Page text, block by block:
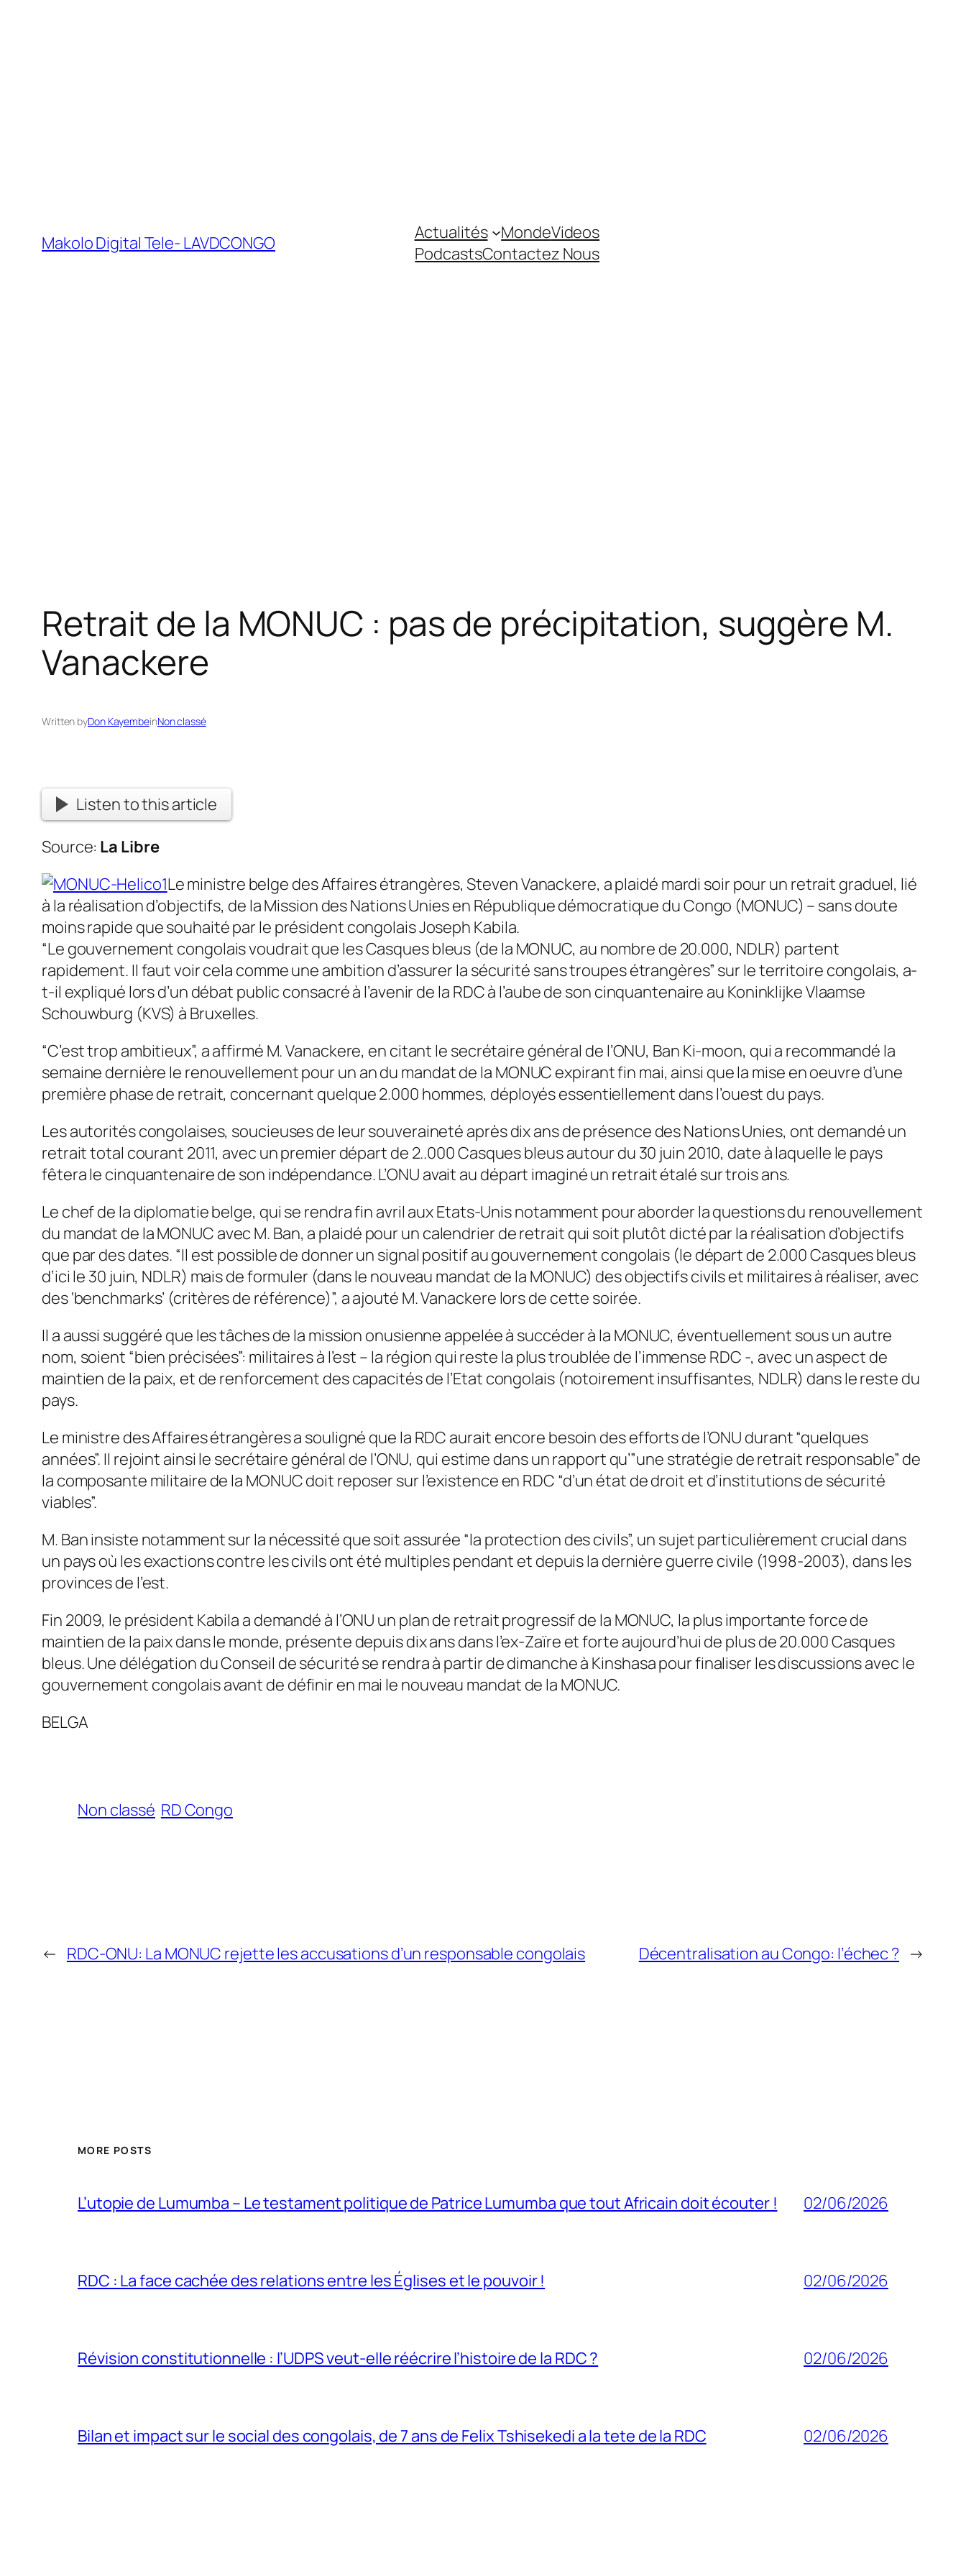
Makolo Digital Tele- LAVDCONGO Actualités MondeVideos
PodcastsContactez Nous
Retrait de la MONUC : pas de précipitation, suggère M.
Vanackere
Written byDon KayembeinNon classé
Listen to this article
Source: La Libre
Le ministre belge des Affaires étrangères, Steven Vanackere, a plaidé mardi soir pour un retrait graduel, lié
à la réalisation d’objectifs, de la Mission des Nations Unies en République démocratique du Congo (MONUC) – sans doute
moins rapide que souhaité par le président congolais Joseph Kabila.
“Le gouvernement congolais voudrait que les Casques bleus (de la MONUC, au nombre de 20.000, NDLR) partent
rapidement. Il faut voir cela comme une ambition d’assurer la sécurité sans troupes étrangères” sur le territoire congolais, a-
t-il expliqué lors d’un débat public consacré à l’avenir de la RDC à l’aube de son cinquantenaire au Koninklijke Vlaamse
Schouwburg (KVS) à Bruxelles.
“C’est trop ambitieux”, a affirmé M. Vanackere, en citant le secrétaire général de l’ONU, Ban Ki-moon, qui a recommandé la
semaine dernière le renouvellement pour un an du mandat de la MONUC expirant fin mai, ainsi que la mise en oeuvre d’une
première phase de retrait, concernant quelque 2.000 hommes, déployés essentiellement dans l’ouest du pays.
Les autorités congolaises, soucieuses de leur souveraineté après dix ans de présence des Nations Unies, ont demandé un
retrait total courant 2011, avec un premier départ de 2..000 Casques bleus autour du 30 juin 2010, date à laquelle le pays
fêtera le cinquantenaire de son indépendance. L’ONU avait au départ imaginé un retrait étalé sur trois ans.
Le chef de la diplomatie belge, qui se rendra fin avril aux Etats-Unis notamment pour aborder la questions du renouvellement
du mandat de la MONUC avec M. Ban, a plaidé pour un calendrier de retrait qui soit plutôt dicté par la réalisation d’objectifs
que par des dates. “Il est possible de donner un signal positif au gouvernement congolais (le départ de 2.000 Casques bleus
d’ici le 30 juin, NDLR) mais de formuler (dans le nouveau mandat de la MONUC) des objectifs civils et militaires à réaliser, avec
des ‘benchmarks’ (critères de référence)”, a ajouté M. Vanackere lors de cette soirée.
Il a aussi suggéré que les tâches de la mission onusienne appelée à succéder à la MONUC, éventuellement sous un autre
nom, soient “bien précisées”: militaires à l’est – la région qui reste la plus troublée de l’immense RDC -, avec un aspect de
maintien de la paix, et de renforcement des capacités de l’Etat congolais (notoirement insuffisantes, NDLR) dans le reste du
pays.
Le ministre des Affaires étrangères a souligné que la RDC aurait encore besoin des efforts de l’ONU durant “quelques
années”. Il rejoint ainsi le secrétaire général de l’ONU, qui estime dans un rapport qu’”une stratégie de retrait responsable” de
la composante militaire de la MONUC doit reposer sur l’existence en RDC “d’un état de droit et d’institutions de sécurité
viables”.
M. Ban insiste notamment sur la nécessité que soit assurée “la protection des civils”, un sujet particulièrement crucial dans
un pays où les exactions contre les civils ont été multiples pendant et depuis la dernière guerre civile (1998-2003), dans les
provinces de l’est.
Fin 2009, le président Kabila a demandé à l’ONU un plan de retrait progressif de la MONUC, la plus importante force de
maintien de la paix dans le monde, présente depuis dix ans dans l’ex-Zaïre et forte aujourd’hui de plus de 20.000 Casques
bleus. Une délégation du Conseil de sécurité se rendra à partir de dimanche à Kinshasa pour finaliser les discussions avec le
gouvernement congolais avant de définir en mai le nouveau mandat de la MONUC.
BELGA
Non classé RD Congo
← RDC-ONU: La MONUC rejette les accusations d’un responsable congolais Décentralisation au Congo: l’échec ? →
MORE POSTS
L’utopie de Lumumba – Le testament politique de Patrice Lumumba que tout Africain doit écouter ! 02/06/2026
RDC : La face cachée des relations entre les Églises et le pouvoir ! 02/06/2026
Révision constitutionnelle : l’UDPS veut-elle réécrire l’histoire de la RDC ? 02/06/2026
Bilan et impact sur le social des congolais, de 7 ans de Felix Tshisekedi a la tete de la RDC 02/06/2026